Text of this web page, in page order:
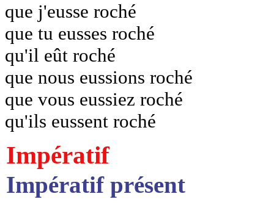
que j'eusse roché
que tu eusses roché
qu'il eût roché
que nous eussions roché
que vous eussiez roché
qu'ils eussent roché
Impératif
Impératif présent